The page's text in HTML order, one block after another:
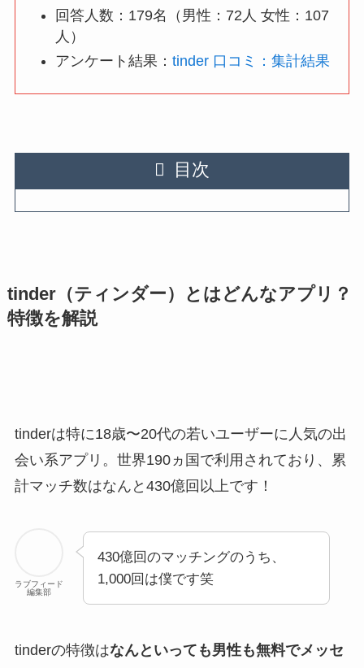
回答人数：179名（男性：72人 女性：107
人）
アンケート結果：tinder 口コミ：集計結果
目次
tinder（ティンダー）とはどんなアプリ？
特徴を解説
tinderは特に18歳〜20代の若いユーザーに人気の出
会い系アプリ。世界190ヵ国で利用されており、累
計マッチ数はなんと430億回以上です！
ラブフィード
編集部
430億回のマッチングのうち、
1,000回は僕です笑
tinderの特徴はなんといっても男性も無料でメッセ